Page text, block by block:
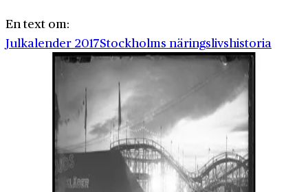
En text om:
Julkalender 2017Stockholms näringslivshistoria